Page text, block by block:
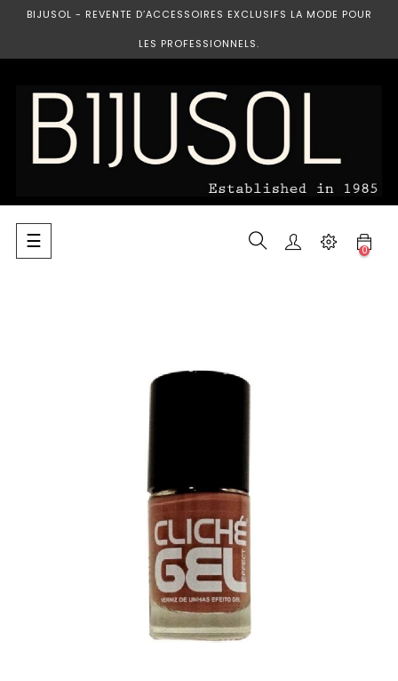
BIJUSOL - REVENTE D’ACCESSOIRES EXCLUSIFS LA MODE POUR
LES PROFESSIONNELS.
Basculer
la
☰ 0